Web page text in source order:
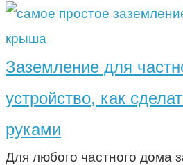
крыша
Заземление для
устройство, как
руками
Для любого частного дома